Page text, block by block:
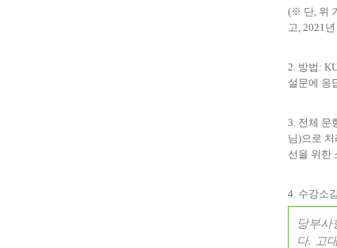
(※ 단, 위
고 , 2021 년
2. 방법 :
설문에 응
3. 전체 문
님)으로
선을 위한
4. 수강소
당부사
다. 고